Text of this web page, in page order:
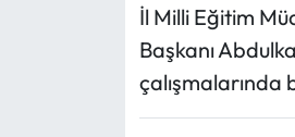
İl Milli Eğitim
Başkanı
çalışmalarında
Otomotiv
Resmi İlan
Resmi Reklam